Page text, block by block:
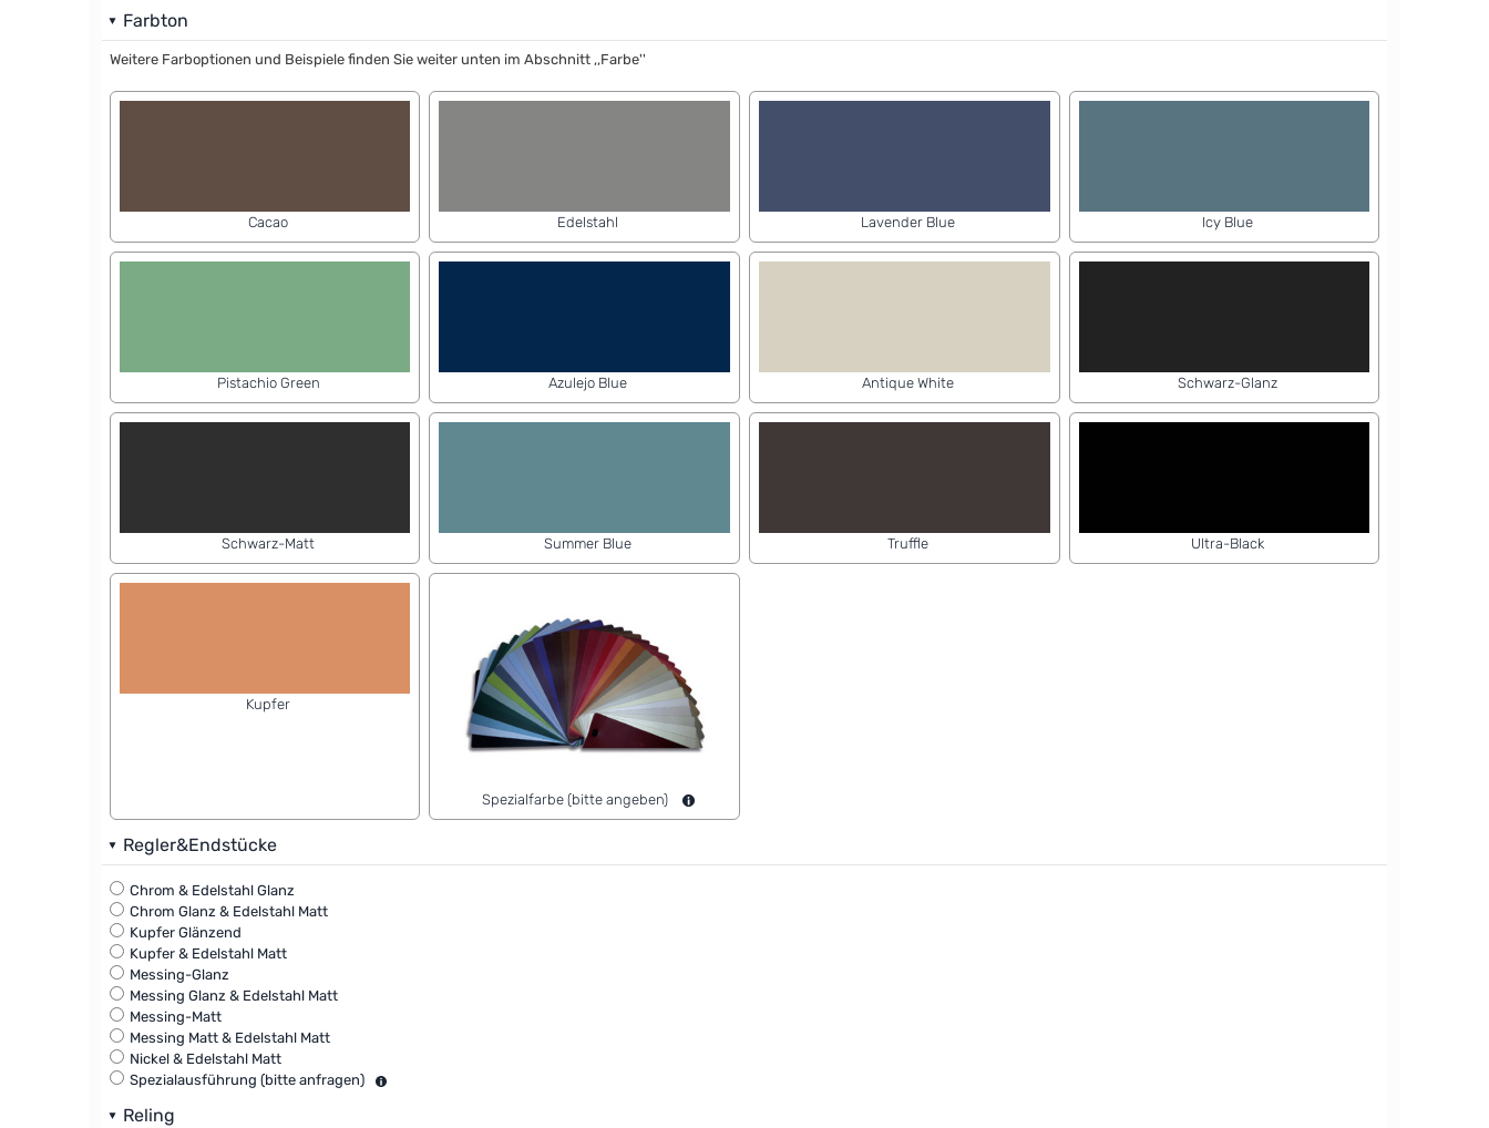
Farbton
Weitere Farboptionen und Beispiele finden Sie weiter unten im Abschnitt ,,Farbe''
Cacao Edelstahl Lavender Blue Icy Blue
Pistachio Green Azulejo Blue Antique White Schwarz-Glanz
Schwarz-Matt Summer Blue Truffle Ultra-Black
Kupfer
Spezialfarbe (bitte angeben)
Regler&Endstücke
Chrom & Edelstahl Glanz
Chrom Glanz & Edelstahl Matt
Kupfer Glänzend
Kupfer & Edelstahl Matt
Messing-Glanz
Messing Glanz & Edelstahl Matt
Messing-Matt
Messing Matt & Edelstahl Matt
Nickel & Edelstahl Matt
Spezialausführung (bitte anfragen)
Reling